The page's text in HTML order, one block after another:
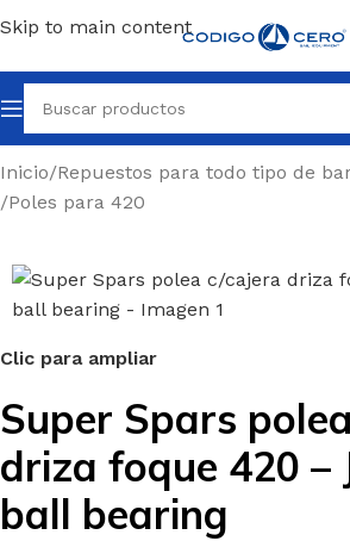
Skip to main content
Inicio/Repuestos para todo tipo de
/Poles para 420
Clic para ampliar
Super Spars
driza foque 420 –
ball bearing